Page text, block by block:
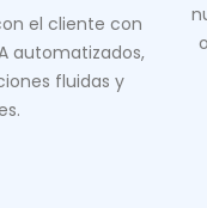
el cliente con
automatizados,
fluidas y